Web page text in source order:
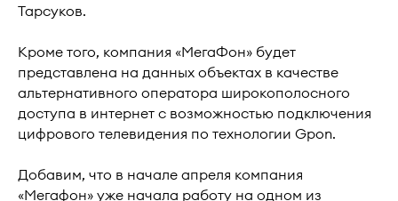
Тарсуков.
Кроме того, компания «МегаФон» будет
представлена на данных объектах в качестве
альтернативного оператора широкополосного
доступа в интернет с возможностью подключения
цифрового телевидения по технологии Gpon.
Добавим, что в начале апреля компания
«Мегафон» уже начала работу на одном из